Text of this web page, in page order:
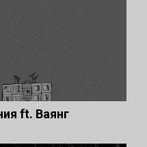
ft. Ваянг